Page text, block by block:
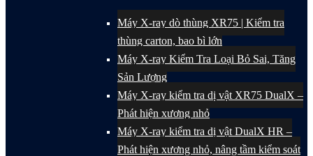
Máy X-ray dò thùng XR75 | Kiểm tra
thùng carton, bao bì lớn
Máy X-ray Kiểm Tra Loại Bỏ Sai, Tăng
Sản Lượng
Máy X-ray kiểm tra dị vật XR75 DualX –
Phát hiện xương nhỏ
Máy X-ray kiểm tra dị vật DualX HR –
Phát hiện xương nhỏ, nâng tầm kiểm soát